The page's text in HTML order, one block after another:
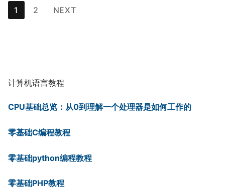
文
章
1 2 NEXT
计算机语言教程
CPU基础总览：从0到理解一个处理器是如何工作的
零基础C编程教程
零基础python编程教程
零基础PHP教程